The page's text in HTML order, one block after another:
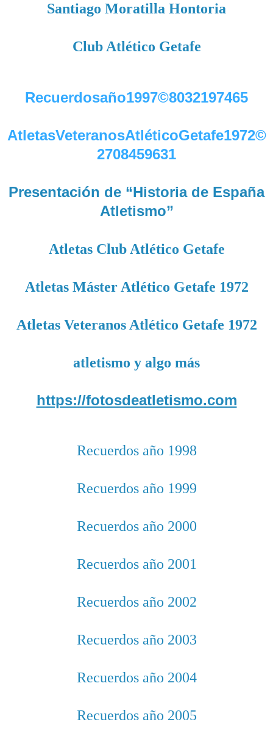
Santiago Moratilla Hontoria
Club Atlético Getafe
Recuerdosaño1997©8032197465
AtletasVeteranosAtléticoGetafe1972©
2708459631
Presentación de “Historia de España
Atletismo”
Atletas Club Atlético Getafe
Atletas Máster Atlético Getafe 1972
Atletas Veteranos Atlético Getafe 1972
atletismo y algo más
https://fotosdeatletismo.com
Recuerdos año 1998
Recuerdos año 1999
Recuerdos año 2000
Recuerdos año 2001
Recuerdos año 2002
Recuerdos año 2003
Recuerdos año 2004
Recuerdos año 2005